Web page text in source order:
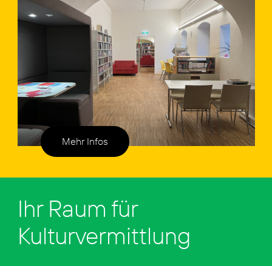
Mehr Infos
Ihr Raum für
Kulturvermittlung